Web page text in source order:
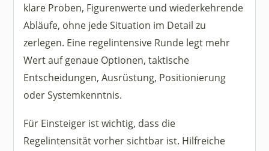
klare Proben, Figurenwerte und wiederkehrende
Abläufe, ohne jede Situation im Detail zu
zerlegen. Eine regelintensive Runde legt mehr
Wert auf genaue Optionen, taktische
Entscheidungen, Ausrüstung, Positionierung
oder Systemkenntnis.
Für Einsteiger ist wichtig, dass die
Regelintensität vorher sichtbar ist. Hilfreiche